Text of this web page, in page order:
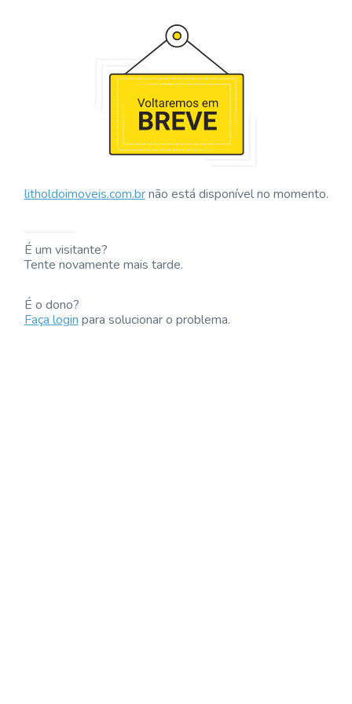
litholdoimoveis.com.brnão está disponível no momento.
É um visitante?
Tente novamente mais tarde.
É o dono?
Faça loginpara solucionar o problema.